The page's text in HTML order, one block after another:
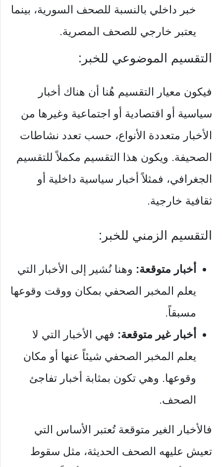
خبر داخلي بالنسبة للصحف السورية، بينما
يعتبر خارجي للصحف المصرية.
التقسيم الموضوعي للخبر:
فيكون معيار التقسيم هُنا أن هناك أخبار
سياسية أو اقتصادية أو اجتماعية وغيرها من
الأخبار متعددة الأنواع، حسب تعدد نشاطات
الصحيفة. ويكون هذا التقسيم مكملاً للتقسيم
الجغرافي، فمثلاً أخبار سياسية داخلية أو
ثقافية خارجية.
التقسيم الزمني للخبر:
أخبار متوقعة: وهنا نُشير إلى الأخبار التي
يعلم المخبر الصحفي بمكان ووقت وقوعها
مسبقاً.
أخبار غير متوقعة: فهي الأخبار التي لا
يعلم المخبر الصحفي شيئاً عنها أو مكان
وقوعها. وهي تكون بمثابة أخبار تفاجئ
الصحف.
فالأخبار الغير متوقعة تُعتبر الأساس التي
تعيش عليهه الصحف الحديثة، مثل سقوط